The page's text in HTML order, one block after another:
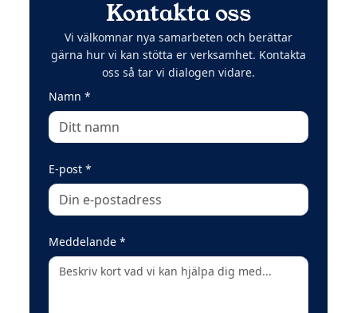
Kontakta oss
Vi välkomnar nya samarbeten och berättar
gärna hur vi kan stötta er verksamhet. Kontakta
oss så tar vi dialogen vidare.
Namn *(obligatoriskt)
E-post *(obligatoriskt)
Meddelande *(obligatoriskt)